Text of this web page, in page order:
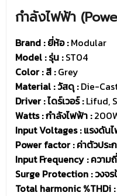
กำลังไฟฟ้า
Brand : ยี่ห้อ :Modular
Model : รุ่น :ST04
Color : สี :Grey
Material : วัสดุ :Die-
Driver :ไดร์เวอร์ :Lifud,
Watts : กำลังไฟฟ้า :
Input Voltages : แรงดัน
Power factor : ค่าตัวประ
Input Frequency : ความ
Surge Protection : วงจ
Total harmonic %THDi